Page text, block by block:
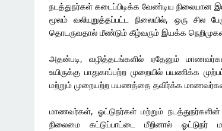
நடத்துநர்கள் கடைப்பிடிக்க வேண்டிய நிலையான
மூலம் வலியுறுத்தப்பட்ட நிலையில், ஒரு சில
தொடருவதால் மீண்டும் கீழ்வரும் இயக்க
அதன்படி, வழித்தடங்களில் ஏதேனும்
உயிருக்கு பாதுகாப்பற்ற முறையில் பயணிக்க
மற்றும் முறையற்ற பயணத்தை தவிர்க்க
மாணவர்கள், ஓட்டுநர்கள் மற்றும்
நிலைமை கட்டுப்பாட்டை மீறினால் ஓட்டுநர்